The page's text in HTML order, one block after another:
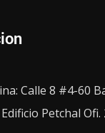
Calle 8 #4-60
Petchal Ofi.